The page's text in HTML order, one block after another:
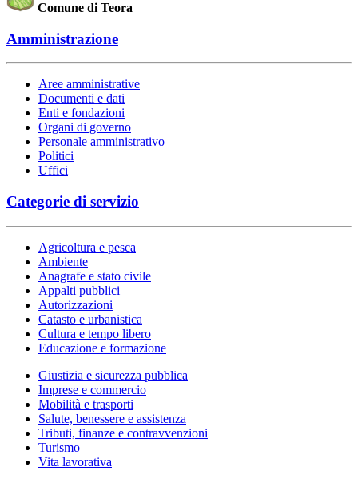
Comune di Teora
Amministrazione
Aree amministrative
Documenti e dati
Enti e fondazioni
Organi di governo
Personale amministrativo
Politici
Uffici
Categorie di servizio
Agricoltura e pesca
Ambiente
Anagrafe e stato civile
Appalti pubblici
Autorizzazioni
Catasto e urbanistica
Cultura e tempo libero
Educazione e formazione
Giustizia e sicurezza pubblica
Imprese e commercio
Mobilità e trasporti
Salute, benessere e assistenza
Tributi, finanze e contravvenzioni
Turismo
Vita lavorativa